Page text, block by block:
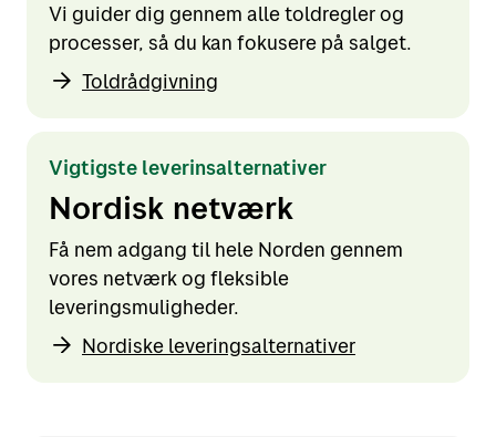
Vi guider dig gennem alle toldregler og
processer, så du kan fokusere på salget.
Toldrådgivning
Vigtigste leverinsalternativer
Nordisk netværk
Få nem adgang til hele Norden gennem
vores netværk og fleksible
leveringsmuligheder.
Nordiske leveringsalternativer